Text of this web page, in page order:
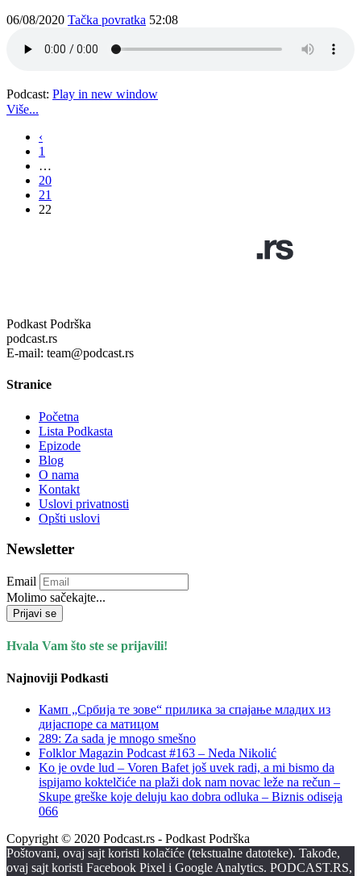
06/08/2020 Tačka povratka 52:08
Podcast: Play in new window
Više...
‹
1
…
20
21
22
Podkast Podrška
podcast.rs
E-mail: team@podcast.rs
Stranice
Početna
Lista Podkasta
Epizode
Blog
O nama
Kontakt
Uslovi privatnosti
Opšti uslovi
Newsletter
Email
Molimo sačekajte...
Prijavi se
Hvala Vam što ste se prijavili!
Najnoviji Podkasti
Камп „Србија те зове“ прилика за спајање младих из
дијаспоре са матицом
289: Za sada je mnogo smešno
Folklor Magazin Podcast #163 – Neda Nikolić
Ko je ovde lud – Voren Bafet još uvek radi, a mi bismo da
ispijamo koktelčiće na plaži dok nam novac leže na rečun –
Skupe greške koje deluju kao dobra odluka – Biznis odiseja
066
Copyright © 2020 Podcast.rs - Podkast Podrška
Poštovani, ovaj sajt koristi kolačiće (tekstualne datoteke). Takođe,
ovaj sajt koristi Facebook Pixel i Google Analytics. PODCAST.RS,